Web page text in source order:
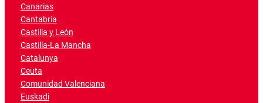
Canarias
Cantabria
Castilla y León
Castilla-La Mancha
Catalunya
Ceuta
Comunidad Valenciana
Euskadi